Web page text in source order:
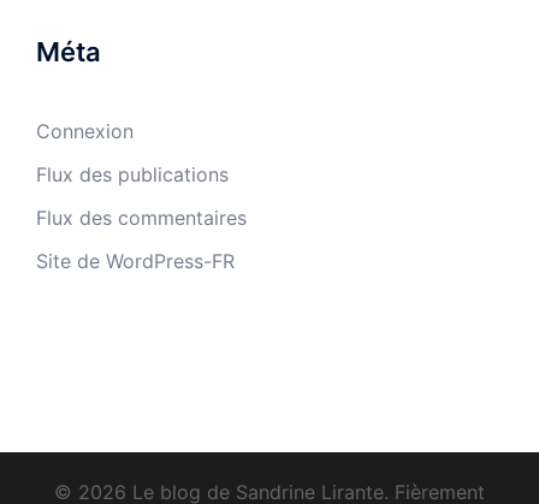
Méta
Connexion
Flux des publications
Flux des commentaires
Site de WordPress-FR
© 2026 Le blog de Sandrine Lirante. Fièrement